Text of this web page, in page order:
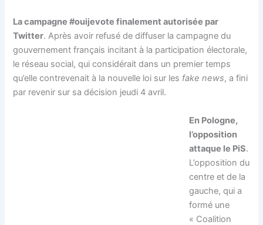
La campagne #ouijevote finalement autorisée par
Twitter. Après avoir refusé de diffuser la campagne du
gouvernement français incitant à la participation électorale,
le réseau social, qui considérait dans un premier temps
qu’elle contrevenait à la nouvelle loi sur les fake news, a fini
par revenir sur sa décision jeudi 4 avril.
En Pologne,
l’opposition
attaque le PiS.
L’opposition du
centre et de la
gauche, qui a
formé une
« Coalition